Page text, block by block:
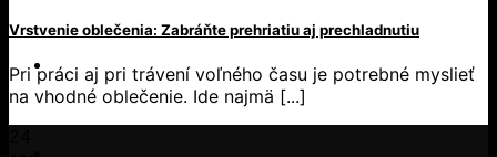
Vrstvenie oblečenia: Zabráňte prehriatiu aj prechladnutiu
Pri práci aj pri trávení voľného času je potrebné myslieť
na vhodné oblečenie. Ide najmä [...]